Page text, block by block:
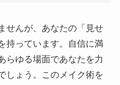
せんが、あなたの「見せ
持っています。自信に満
らゆる場面であなたを力
しょう。このメイク術を